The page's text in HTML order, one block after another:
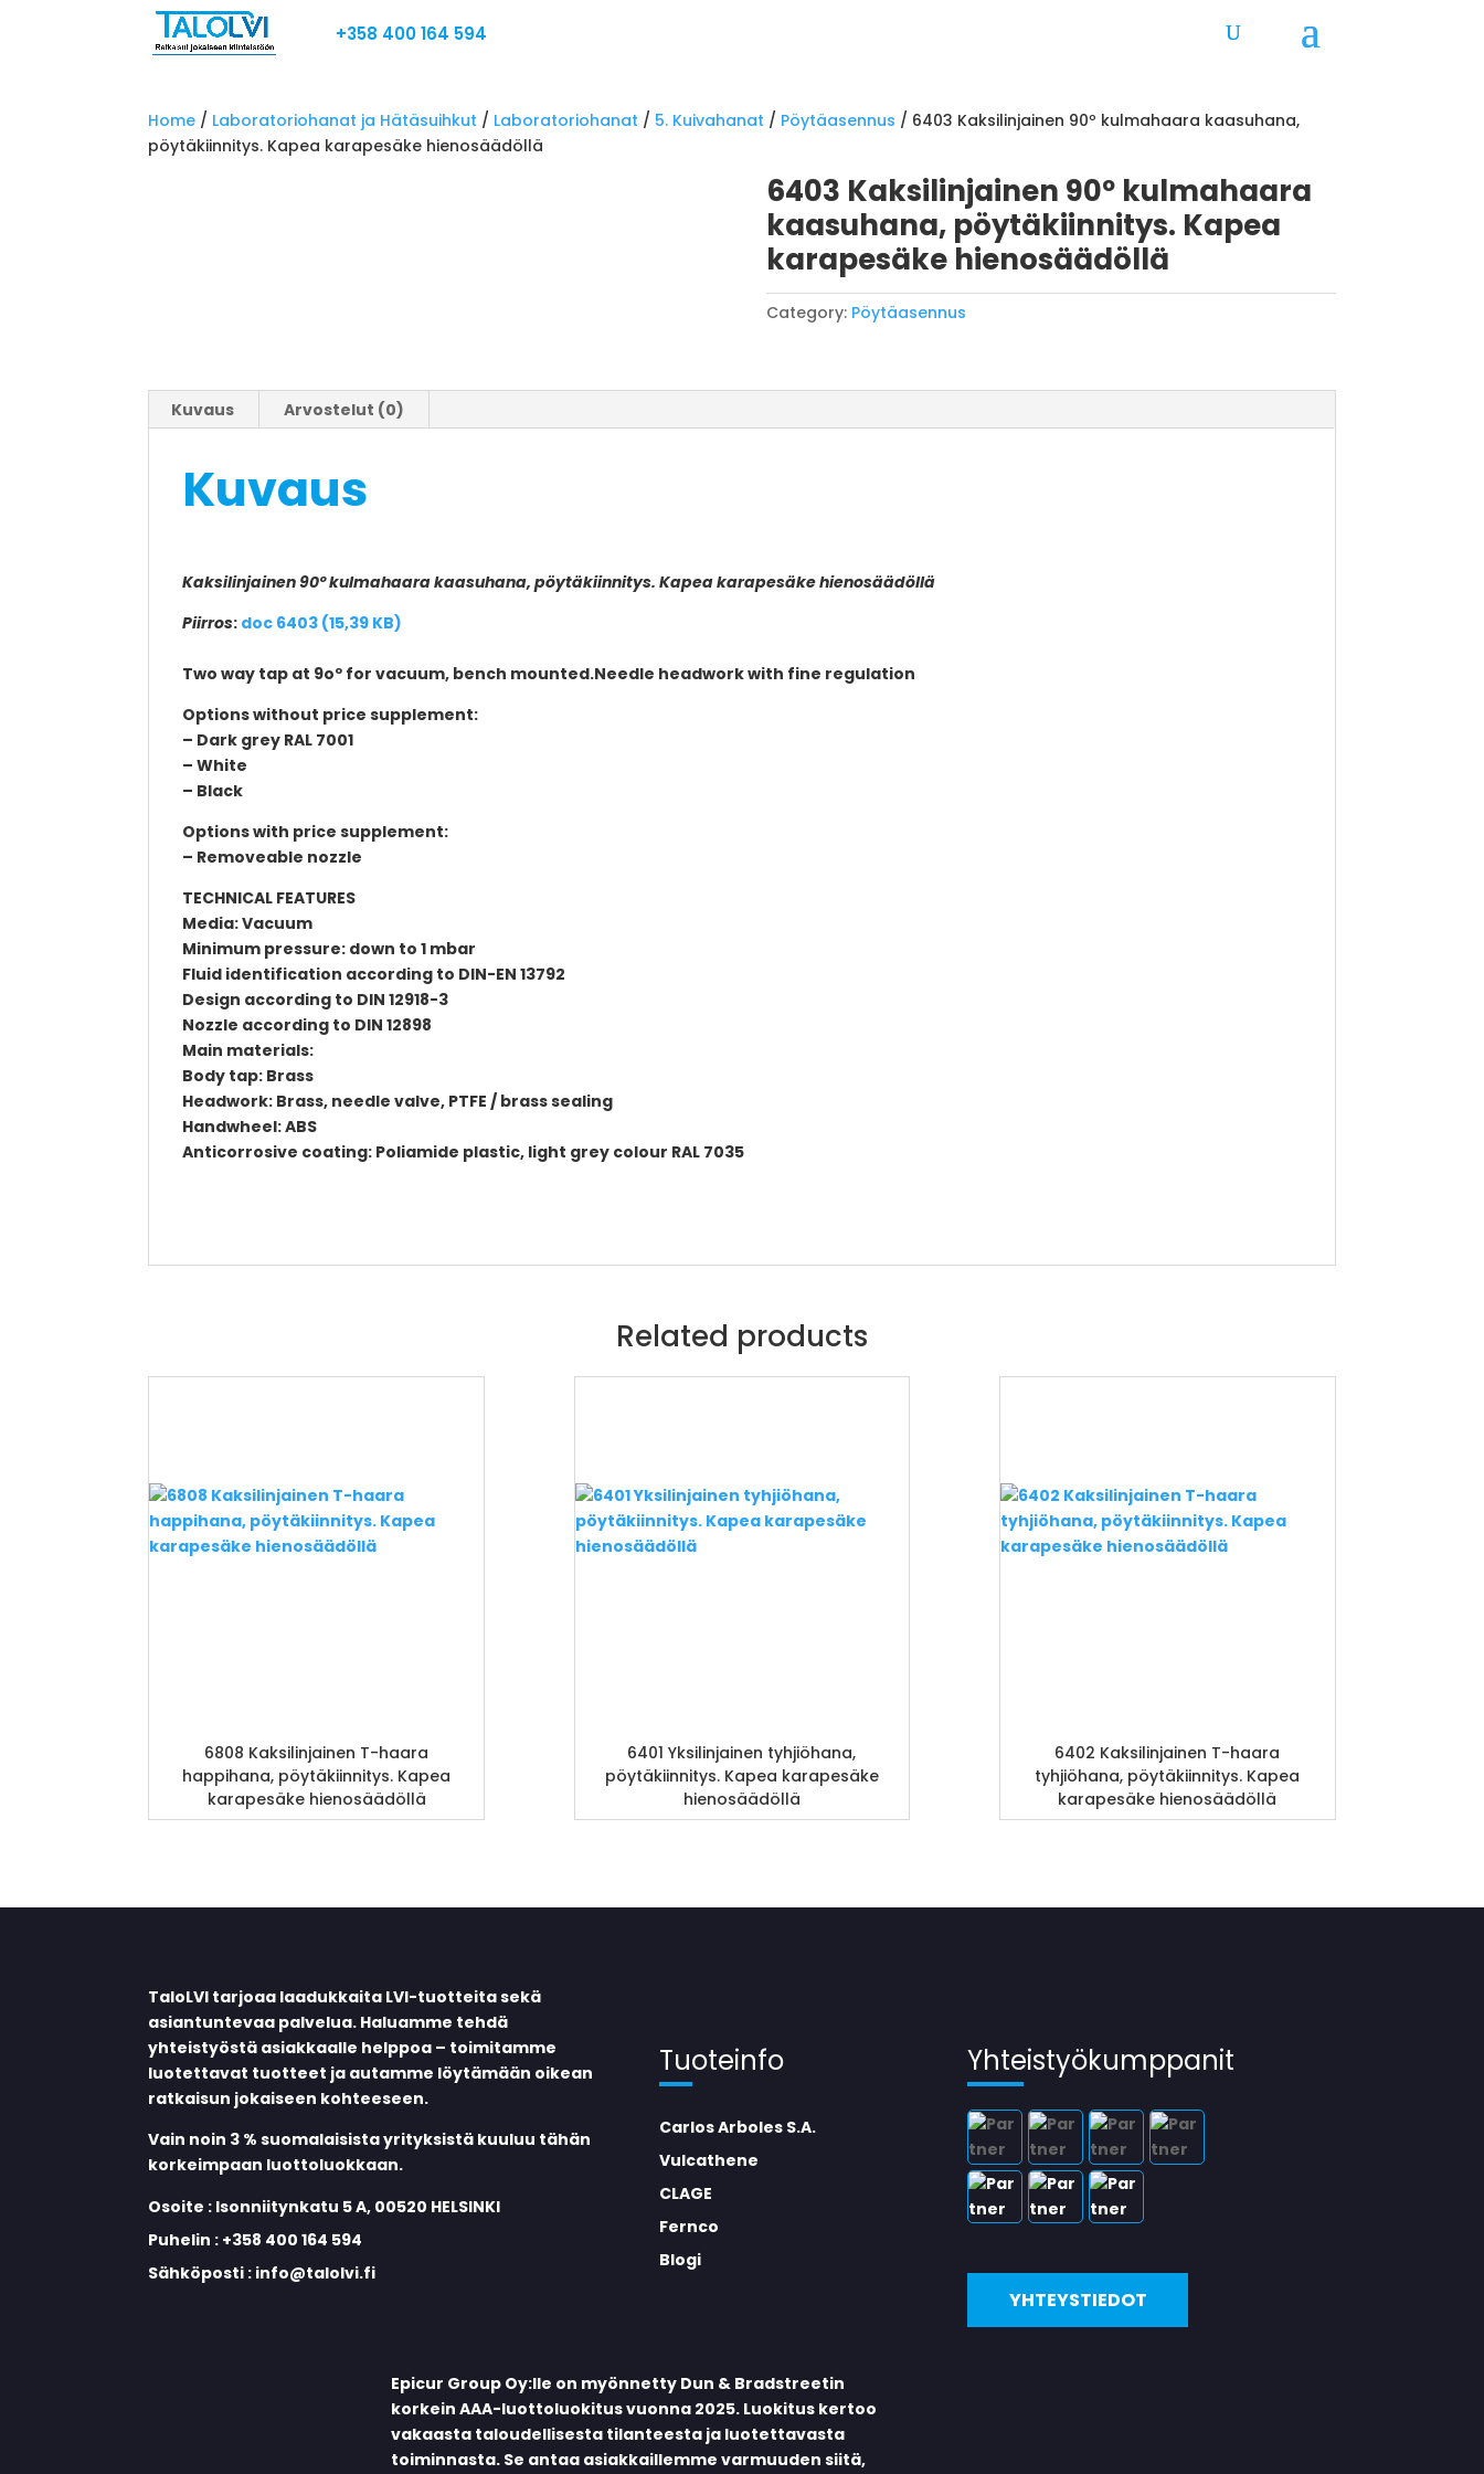
+358 400 164 594
Home / Laboratoriohanat ja Hätäsuihkut / Laboratoriohanat / 5. Kuivahanat / Pöytäasennus / 6403 Kaksilinjainen 90º kulmahaara kaasuhana,
pöytäkiinnitys. Kapea karapesäke hienosäädöllä
6403 Kaksilinjainen 90º kulmahaara
kaasuhana, pöytäkiinnitys. Kapea
karapesäke hienosäädöllä
Category: Pöytäasennus
Kuvaus Arvostelut (0)
Kuvaus
Kaksilinjainen 90º kulmahaara kaasuhana, pöytäkiinnitys. Kapea karapesäke hienosäädöllä
Piirros: doc 6403 (15,39 KB)
Two way tap at 9oº for vacuum, bench mounted.Needle headwork with fine regulation
Options without price supplement:
– Dark grey RAL 7001
– White
– Black
Options with price supplement:
– Removeable nozzle
TECHNICAL FEATURES
Media: Vacuum
Minimum pressure: down to 1 mbar
Fluid identification according to DIN-EN 13792
Design according to DIN 12918-3
Nozzle according to DIN 12898
Main materials:
Body tap: Brass
Headwork: Brass, needle valve, PTFE / brass sealing
Handwheel: ABS
Anticorrosive coating: Poliamide plastic, light grey colour RAL 7035
Related products
6808 Kaksilinjainen T-haara
happihana, pöytäkiinnitys. Kapea
karapesäke hienosäädöllä
6401 Yksilinjainen tyhjiöhana,
pöytäkiinnitys. Kapea karapesäke
hienosäädöllä
6402 Kaksilinjainen T-haara
tyhjiöhana, pöytäkiinnitys. Kapea
karapesäke hienosäädöllä
TaloLVI tarjoaa laadukkaita LVI-tuotteita sekä
asiantuntevaa palvelua. Haluamme tehdä
yhteistyöstä asiakkaalle helppoa – toimitamme
luotettavat tuotteet ja autamme löytämään oikean
ratkaisun jokaiseen kohteeseen.
Vain noin 3 % suomalaisista yrityksistä kuuluu tähän
korkeimpaan luottoluokkaan.
Osoite : Isonniitynkatu 5 A, 00520 HELSINKI
Puhelin : +358 400 164 594
Sähköposti : info@talolvi.fi
Tuoteinfo
Carlos Arboles S.A.
Vulcathene
CLAGE
Fernco
Blogi
Yhteistyökumppanit
YHTEYSTIEDOT
Epicur Group Oy:lle on myönnetty Dun & Bradstreetin
korkein AAA-luottoluokitus vuonna 2025. Luokitus kertoo
vakaasta taloudellisesta tilanteesta ja luotettavasta
toiminnasta. Se antaa asiakkaillemme varmuuden siitä,